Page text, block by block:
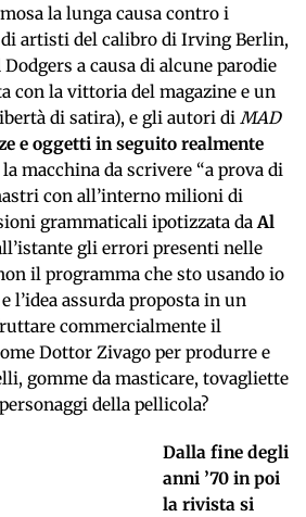
la lunga causa contro i
artisti del calibro di Irving Berlin,
a causa di alcune parodie
con la vittoria del magazine e un
di satira), e gli autori di MAD
e oggetti in seguito realmente
la macchina da scrivere “a prova di
con all’interno milioni di
grammaticali ipotizzata daAl
gli errori presenti nelle
il programma che sto usando io
l’idea assurda proposta in un
commercialmente il
Dottor Zivago per produrre e
gomme da masticare, tovagliette
della pellicola?
Dalla fine degli
anni ’70 in poi
la rivista si